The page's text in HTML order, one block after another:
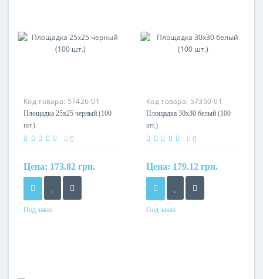
Код товара: 57426-01
Площадка 25х25 черный (100
шт.)
0
Цена: 173.82 грн.
Под заказ
Код товара: 57350-01
Площадка 30х30 белый (100
шт.)
0
Цена: 179.12 грн.
Под заказ